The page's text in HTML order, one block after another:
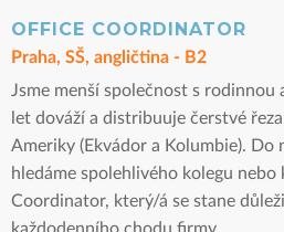
OFFICE COORDINATOR
Praha, SŠ, angličtina - B2
Jsme menší společnost s
let dováží a distribuuje čerstvé
Ameriky (Ekvádor a Kolumbie). Do
hledáme spolehlivého kolegu
Coordinator, který/á se stane